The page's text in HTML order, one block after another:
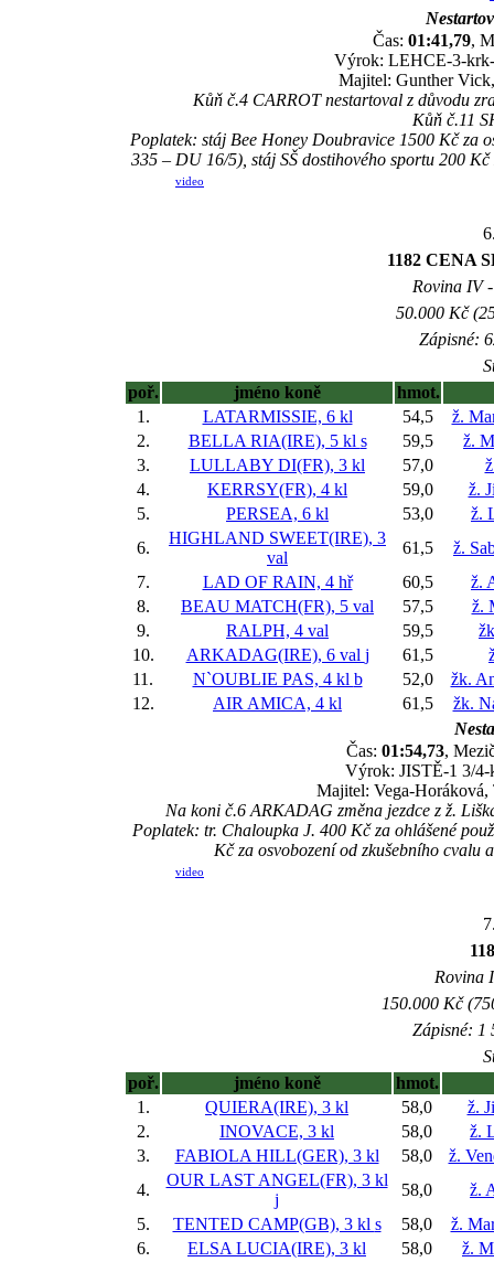
Čas: 01:41,79,
Výrok: LEHCE-3-krk-
Majitel: Gunther
Kůň č.4 CARROT nestartoval z důvodu
Kůň č.11
Poplatek: stáj Bee Honey Doubravice 1500 Kč za
335 – DU 16/5), stáj SŠ dostihového sportu 200
video
1182 CENA
Rovina IV
50.000 Kč
Zápisné:
poř.
jméno koně
hmot.
1.
LATARMISSIE, 6 kl 54,5
ž.
2.
BELLA RIA(IRE), 5 kl s 59,5
ž.
3.
LULLABY DI(FR), 3 kl 57,0
4.
KERRSY(FR), 4 kl 59,0
ž.
5.
PERSEA, 6 kl 53,0
ž.
6.
HIGHLAND SWEET(IRE), 3
val
61,5
ž.
7.
LAD OF RAIN, 4 hř 60,5
ž.
8.
BEAU MATCH(FR), 5 val 57,5
ž.
9.
RALPH, 4 val 59,5
10.
ARKADAG(IRE), 6 val j 61,5
11.
N`OUBLIE PAS, 4 kl b 52,0
žk.
12.
AIR AMICA, 4 kl 61,5
žk.
Čas: 01:54,73,
Výrok: JISTĚ-1 3/4-
Majitel: Vega-Horáková,
Na koni č.6 ARKADAG změna jezdce z ž.
Poplatek: tr. Chaloupka J. 400 Kč za ohlášené
Kč za osvobození od zkušebního
video
Rovina
150.000 Kč
Zápisné: 1
poř.
jméno koně
hmot.
1.
QUIERA(IRE), 3 kl 58,0
ž.
2.
INOVACE, 3 kl 58,0
ž.
3.
FABIOLA HILL(GER), 3 kl 58,0
ž.
4.
OUR LAST ANGEL(FR), 3 kl
j
58,0
ž.
5.
TENTED CAMP(GB), 3 kl s 58,0
ž.
6.
ELSA LUCIA(IRE), 3 kl 58,0
ž.